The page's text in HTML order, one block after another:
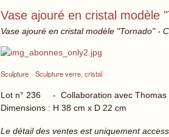
Vase ajouré en cristal modèle
Vase ajouré en cristal modèle "Tornado" -
Sculpture Sculpture verre, cristal
Lot n° 236 - Collaboration avec Thomas
Dimensions : H 38 cm x D 22 cm
Le détail des ventes est uniquement